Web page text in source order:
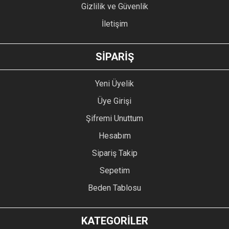
GÖNDER
Gizlilik ve Güvenlik
İletişim
SİPARİŞ
Yeni Üyelik
Üye Girişi
Şifremi Unuttum
Hesabım
Sipariş Takip
Sepetim
Beden Tablosu
KATEGORİLER